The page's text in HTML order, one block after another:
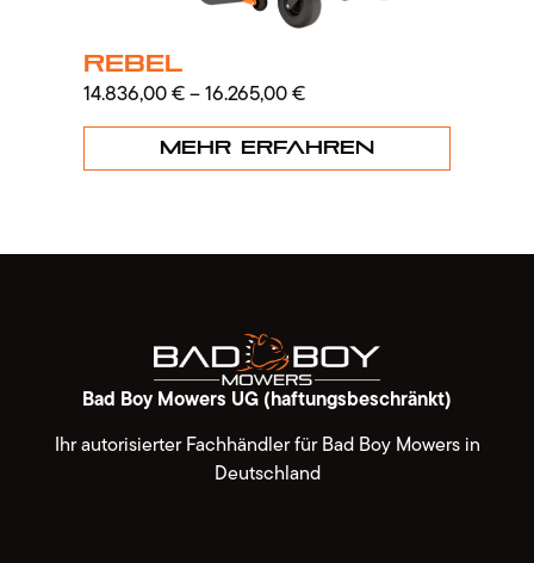
Rebel
14.836,00€–16.265,00€
Mehr erfahren
Bad Boy Mowers UG (haftungsbeschränkt)
Ihr autorisierter Fachhändler für Bad Boy Mowers in
Deutschland